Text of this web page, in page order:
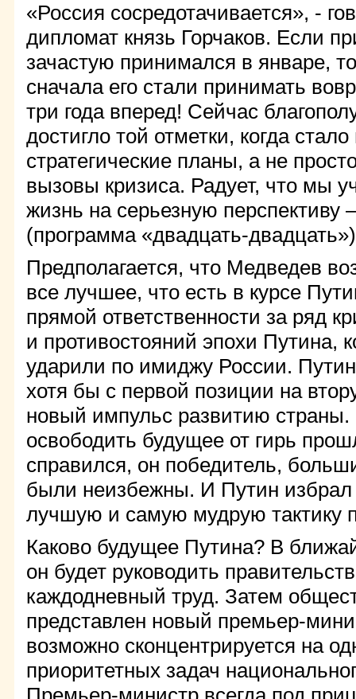
«Россия сосредотачивается», -
дипломат князь Горчаков. Если
зачастую принимался в январе,
сначала его стали принимать
три года вперед! Сейчас
достигло той отметки, когда
стратегические планы, а не
вызовы кризиса. Радует, что мы
жизнь на серьезную перспективу
(программа «двадцать-
Предполагается, что Медведев
все лучшее, что есть в курсе
прямой ответственности за ряд
и противостояний эпохи Путина,
ударили по имиджу России.
хотя бы с первой позиции на
новый импульс развитию
освободить будущее от гирь
справился, он победитель,
были неизбежны. И Путин
лучшую и самую мудрую тактику
Каково будущее Путина? В
он будет руководить
каждодневный труд. Затем
представлен новый премьер-
возможно сконцентрируется на
приоритетных задач